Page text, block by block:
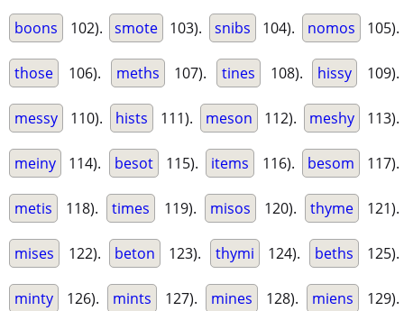
boons 102). smote 103). snibs 104). nomos 105).
those 106). meths 107). tines 108). hissy 109).
messy 110). hists 111). meson 112). meshy 113).
meiny 114). besot 115). items 116). besom 117).
metis 118). times 119). misos 120). thyme 121).
mises 122). beton 123). thymi 124). beths 125).
minty 126). mints 127). mines 128). miens 129).